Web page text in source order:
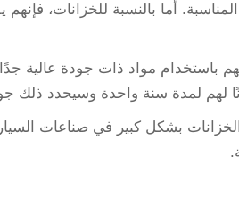
أما بالنسبة للخزانات، فإنهم
باستخدام مواد ذات جودة عالية
لهم لمدة سنة واحدة وسيحدد ذلك
بشكل كبير في صناعات